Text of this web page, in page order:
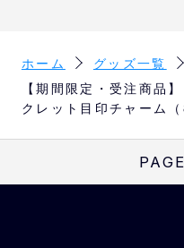
ホーム
グッズ一覧
【期間限定・受注商
クレット目印チャーム